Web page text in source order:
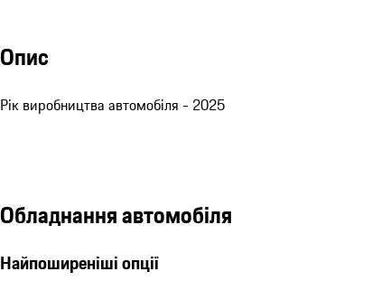
Опис
Рік виробництва автомобіля - 2025
Обладнання автомобіля
Найпоширеніші опції